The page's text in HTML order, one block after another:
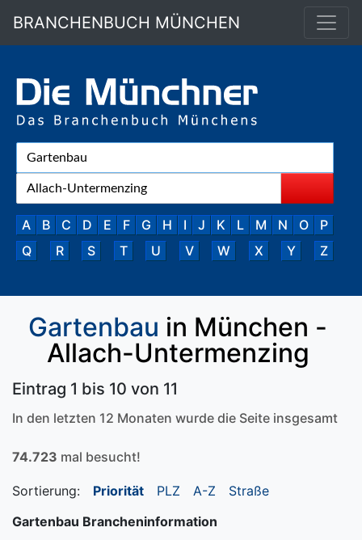
BRANCHENBUCH MÜNCHEN
A B C D E F G H I J K L M N O
P
Q
R S T U V W X Y Z
Gartenbau in München -
Allach-Untermenzing
Eintrag 1 bis 10 von 11
In den letzten 12 Monaten wurde die Seite insgesamt
74.723 mal besucht!
Sortierung: Priorität PLZ A-Z
Straße
Gartenbau Brancheninformation